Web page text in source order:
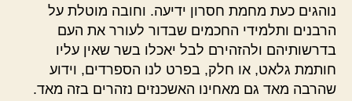
נוהגים כעת מחמת חסרון ידיעה. וחובה מוטלת על
הרבנים ותלמידי החכמים שבדור לעורר את העם
בדרשותיהם ולהזהירם לבל יאכלו בשר שאין עליו
חותמת גלאט, או חלק, בפרט לנו הספרדים, וידוע
שהרבה מאד גם מאחינו האשכנזים נזהרים בזה מאד.